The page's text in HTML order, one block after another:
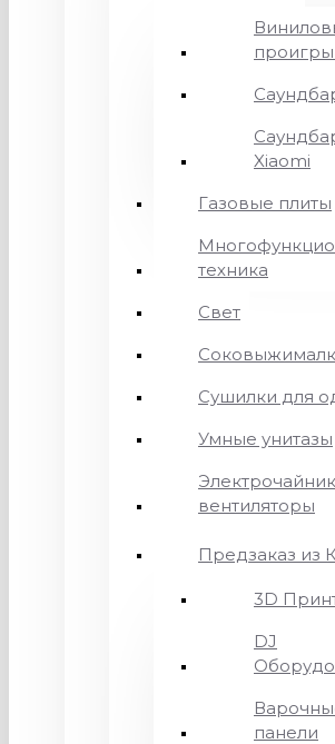
Xiaomi
Газовые плиты
техника
Свет
Сушилки для
Умные унитазы
вентиляторы
Предзаказ из
3D
DJ
панели